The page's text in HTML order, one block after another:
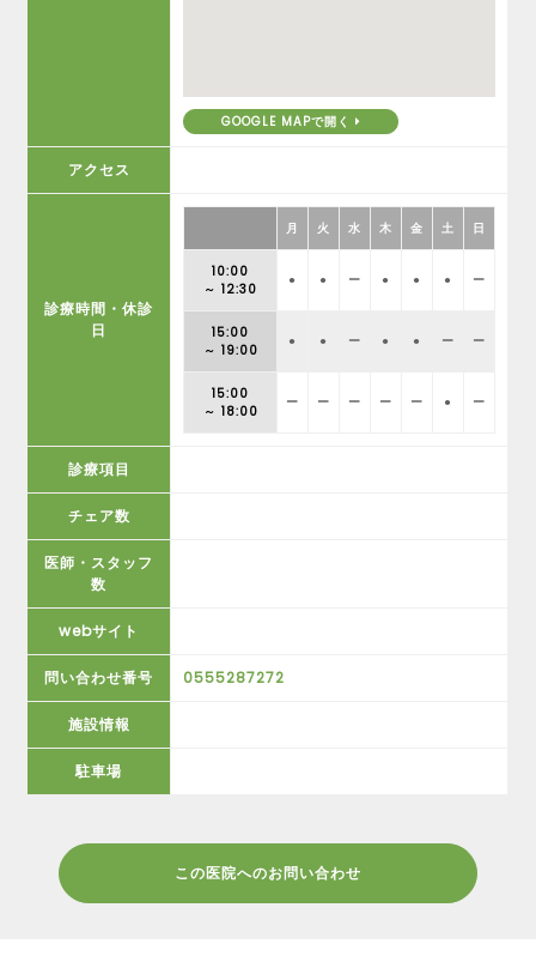
GOOGLE MAPで開く
アクセス
診療時間・休診
日
月 火 水 木 金 土 日
10:00
～ 12:30
● ● ー ● ● ● ー
15:00
～ 19:00
● ● ー ● ● ー ー
15:00
～ 18:00
ー ー ー ー ー ● ー
診療項目
チェア数
医師・スタッフ
数
webサイト
問い合わせ番号 0555287272
施設情報
駐車場
この医院へのお問い合わせ